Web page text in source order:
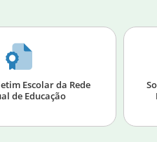
Escolar da Rede
de Educação